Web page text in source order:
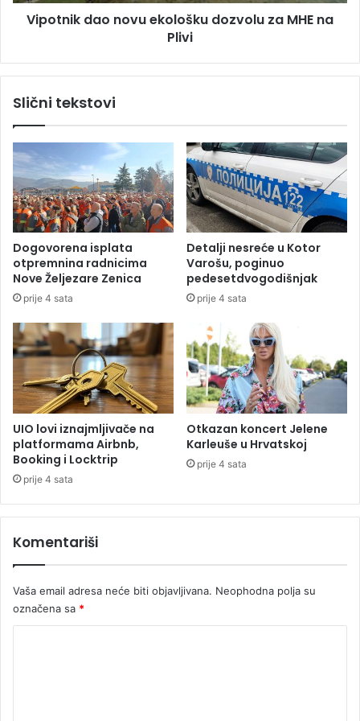
s
a
i
c
i
m
a
b
o
r
a
č
k
i
h
a
t
e
g
o
r
j
u
o
l
o
š
k
d
o
v
o
l
u
a
M
H
E
n
a
l
v
Vipotnik dao novu ekološku dozvolu za MHE na
Plivi
Slični tekstovi
Dogovorena isplata
otpremnina radnicima
Nove Željezare Zenica
prije 4 sata
Detalji nesreće u Kotor
Varošu, poginuo
pedesetdvogodišnjak
prije 4 sata
UIO lovi iznajmljivače na
platformama Airbnb,
Booking i Locktrip
prije 4 sata
Otkazan koncert Jelene
Karleuše u Hrvatskoj
prije 4 sata
Komentariši
Vaša email adresa neće biti objavljivana. Neophodna polja su
označena sa *